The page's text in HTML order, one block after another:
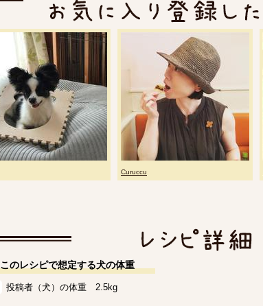
Curuccu
このレシピで想定する犬の体重
投稿者（犬）の体重 2.5kg